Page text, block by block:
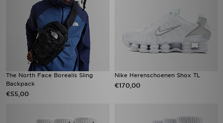
The North Face Borealis Sling
Backpack
€55,00
Nike Herenschoenen Shox TL
€170,00